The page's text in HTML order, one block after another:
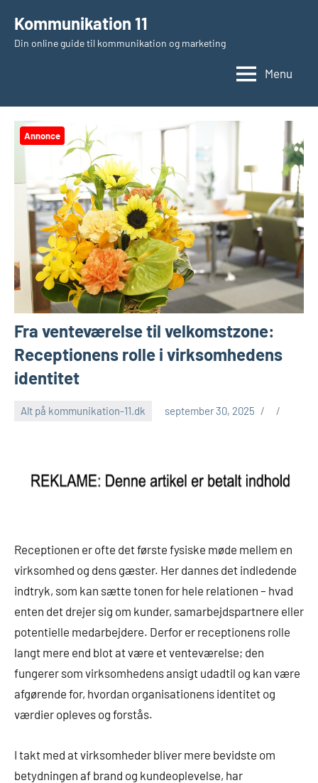
indhold
Kommunikation 11
Din online guide til kommunikation og marketing
Menu
Annonce
Fra venteværelse til velkomstzone:
Receptionens rolle i virksomhedens
identitet
Alt på kommunikation-11.dk september 30, 2025
Receptionen er ofte det første fysiske møde mellem en
virksomhed og dens gæster. Her dannes det indledende
indtryk, som kan sætte tonen for hele relationen – hvad
enten det drejer sig om kunder, samarbejdspartnere eller
potentielle medarbejdere. Derfor er receptionens rolle
langt mere end blot at være et venteværelse; den
fungerer som virksomhedens ansigt udadtil og kan være
afgørende for, hvordan organisationens identitet og
værdier opleves og forstås.
I takt med at virksomheder bliver mere bevidste om
betydningen af brand og kundeoplevelse, har